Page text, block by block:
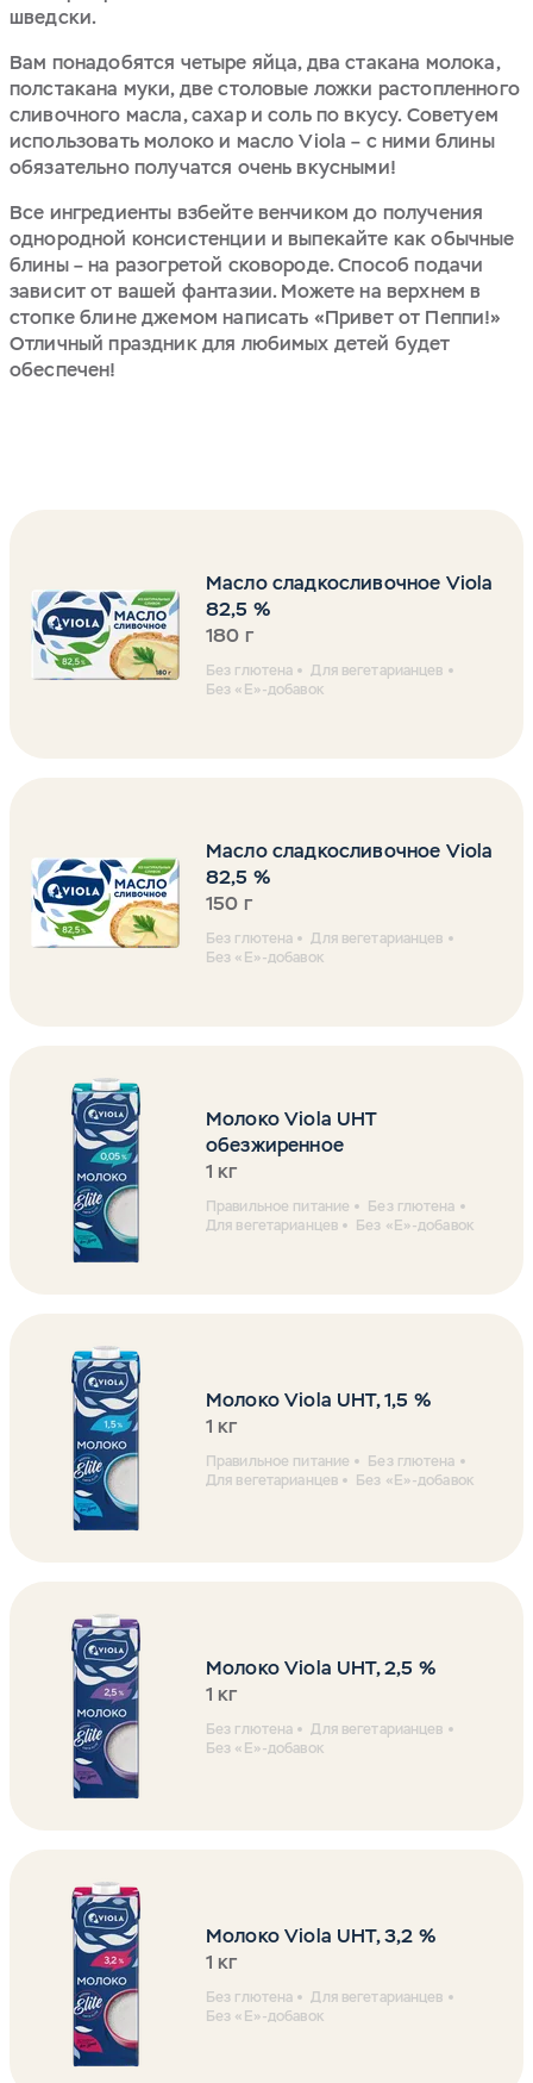
шведски.
Вам понадобятся четыре яйца, два стакана молока,
полстакана муки, две столовые ложки растопленного
сливочного масла, сахар и соль по вкусу. Советуем
использовать молоко и масло Viola – с ними блины
обязательно получатся очень вкусными!
Все ингредиенты взбейте венчиком до получения
однородной консистенции и выпекайте как обычные
блины – на разогретой сковороде. Способ подачи
зависит от вашей фантазии. Можете на верхнем в
стопке блине джемом написать «Привет от Пеппи!»
Отличный праздник для любимых детей будет
обеспечен!
Масло сладкосливочное Viola
82,5 %
180 г
Без глютена
Для вегетарианцев
Без «Е»-добавок
Масло сладкосливочное Viola
82,5 %
150 г
Без глютена
Для вегетарианцев
Без «Е»-добавок
Молоко Viola UHT
обезжиренное
1 кг
Правильное питание
Без глютена
Для вегетарианцев
Без «Е»-добавок
Молоко Viola UHT, 1,5 %
1 кг
Правильное питание
Без глютена
Для вегетарианцев
Без «Е»-добавок
Молоко Viola UHT, 2,5 %
1 кг
Без глютена
Для вегетарианцев
Без «Е»-добавок
Молоко Viola UHT, 3,2 %
1 кг
Без глютена
Для вегетарианцев
Без «Е»-добавок